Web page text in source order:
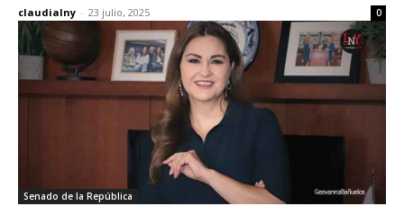
claudialny - 23 julio, 2025 0
Senado de la República